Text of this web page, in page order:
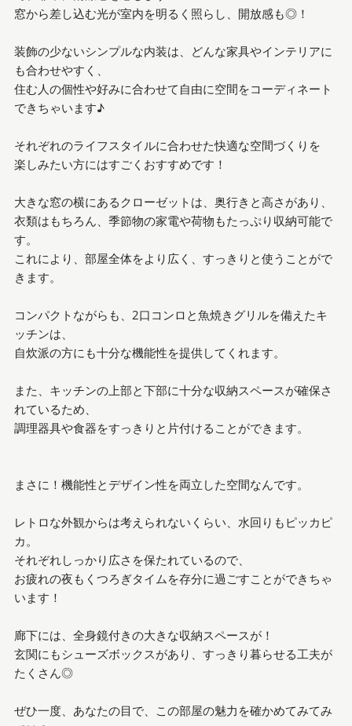
窓から差し込む光が室内を明るく照らし、開放感も◎！
装飾の少ないシンプルな内装は、どんな家具やインテリアに
も合わせやすく、
住む人の個性や好みに合わせて自由に空間をコーディネート
できちゃいます♪
それぞれのライフスタイルに合わせた快適な空間づくりを
楽しみたい方にはすごくおすすめです！
大きな窓の横にあるクローゼットは、奥行きと高さがあり、
衣類はもちろん、季節物の家電や荷物もたっぷり収納可能で
す。
これにより、部屋全体をより広く、すっきりと使うことがで
きます。
コンパクトながらも、2口コンロと魚焼きグリルを備えたキ
ッチンは、
自炊派の方にも十分な機能性を提供してくれます。
また、キッチンの上部と下部に十分な収納スペースが確保さ
れているため、
調理器具や食器をすっきりと片付けることができます。
まさに！機能性とデザイン性を両立した空間なんです。
レトロな外観からは考えられないくらい、水回りもピッカピ
カ。
それぞれしっかり広さを保たれているので、
お疲れの夜もくつろぎタイムを存分に過ごすことができちゃ
います！
廊下には、全身鏡付きの大きな収納スペースが！
玄関にもシューズボックスがあり、すっきり暮らせる工夫が
たくさん◎
ぜひ一度、あなたの目で、この部屋の魅力を確かめてみてみ